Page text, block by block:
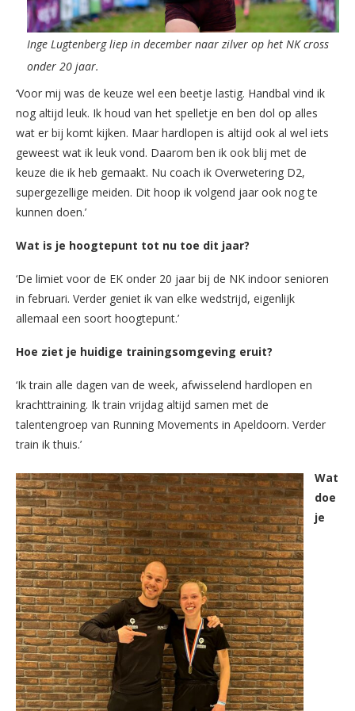
Inge Lugtenberg liep in december naar zilver op het NK cross
onder 20 jaar.
‘Voor mij was de keuze wel een beetje lastig. Handbal vind ik
nog altijd leuk. Ik houd van het spelletje en ben dol op alles
wat er bij komt kijken. Maar hardlopen is altijd ook al wel iets
geweest wat ik leuk vond. Daarom ben ik ook blij met de
keuze die ik heb gemaakt. Nu coach ik Overwetering D2,
supergezellige meiden. Dit hoop ik volgend jaar ook nog te
kunnen doen.’
Wat is je hoogtepunt tot nu toe dit jaar?
‘De limiet voor de EK onder 20 jaar bij de NK indoor senioren
in februari. Verder geniet ik van elke wedstrijd, eigenlijk
allemaal een soort hoogtepunt.’
Hoe ziet je huidige trainingsomgeving eruit?
‘Ik train alle dagen van de week, afwisselend hardlopen en
krachttraining. Ik train vrijdag altijd samen met de
talentengroep van Running Movements in Apeldoorn. Verder
train ik thuis.’
Wat
doe
je